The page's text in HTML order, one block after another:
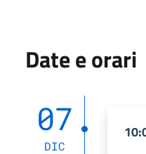
Date e orari
07
DIC